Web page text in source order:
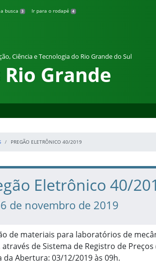
busca 3 Ir para o rodapé 4
Ciência e Tecnologia do Rio Grande do Sul
Grande
PREGÃO ELETRÔNICO 40/2019
conteúdo
Eletrônico 40/
de novembro de 2019
de materiais para laboratórios de
através de Sistema de Registro de Preços
da Abertura: 03/12/2019 às 09h.